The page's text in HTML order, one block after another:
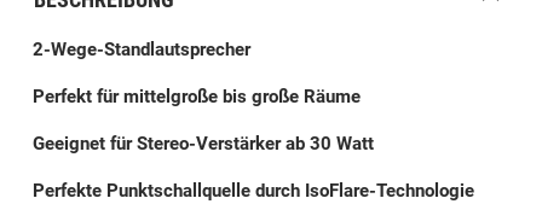
2-Wege-Standlautsprecher
Perfekt für mittelgroße bis große Räume
Geeignet für Stereo-Verstärker ab 30 Watt
Perfekte Punktschallquelle durch IsoFlare-Technologie